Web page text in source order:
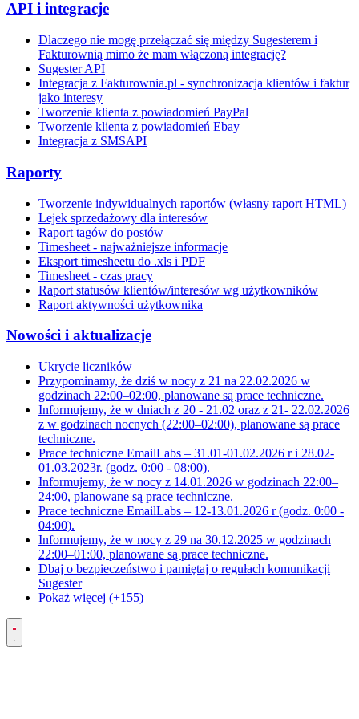
API i integracje
Dlaczego nie mogę przełączać się między Sugesterem i
Fakturownią mimo że mam włączoną integrację?
Sugester API
Integracja z Fakturownia.pl - synchronizacja klientów i faktur
jako interesy
Tworzenie klienta z powiadomień PayPal
Tworzenie klienta z powiadomień Ebay
Integracja z SMSAPI
Raporty
Tworzenie indywidualnych raportów (własny raport HTML)
Lejek sprzedażowy dla interesów
Raport tagów do postów
Timesheet - najważniejsze informacje
Eksport timesheetu do .xls i PDF
Timesheet - czas pracy
Raport statusów klientów/interesów wg użytkowników
Raport aktywności użytkownika
Nowości i aktualizacje
Ukrycie liczników
Przypominamy, że dziś w nocy z 21 na 22.02.2026 w
godzinach 22:00–02:00, planowane są prace techniczne.
Informujemy, że w dniach z 20 - 21.02 oraz z 21- 22.02.2026
z w godzinach nocnych (22:00–02:00), planowane są prace
techniczne.
Prace techniczne EmailLabs – 31.01-01.02.2026 r i 28.02-
01.03.2023r. (godz. 0:00 - 08:00).
Informujemy, że w nocy z 14.01.2026 w godzinach 22:00–
24:00, planowane są prace techniczne.
Prace techniczne EmailLabs – 12-13.01.2026 r (godz. 0:00 -
04:00).
Informujemy, że w nocy z 29 na 30.12.2025 w godzinach
22:00–01:00, planowane są prace techniczne.
Dbaj o bezpieczeństwo i pamiętaj o regułach komunikacji
Sugester
Pokaż więcej (+155)